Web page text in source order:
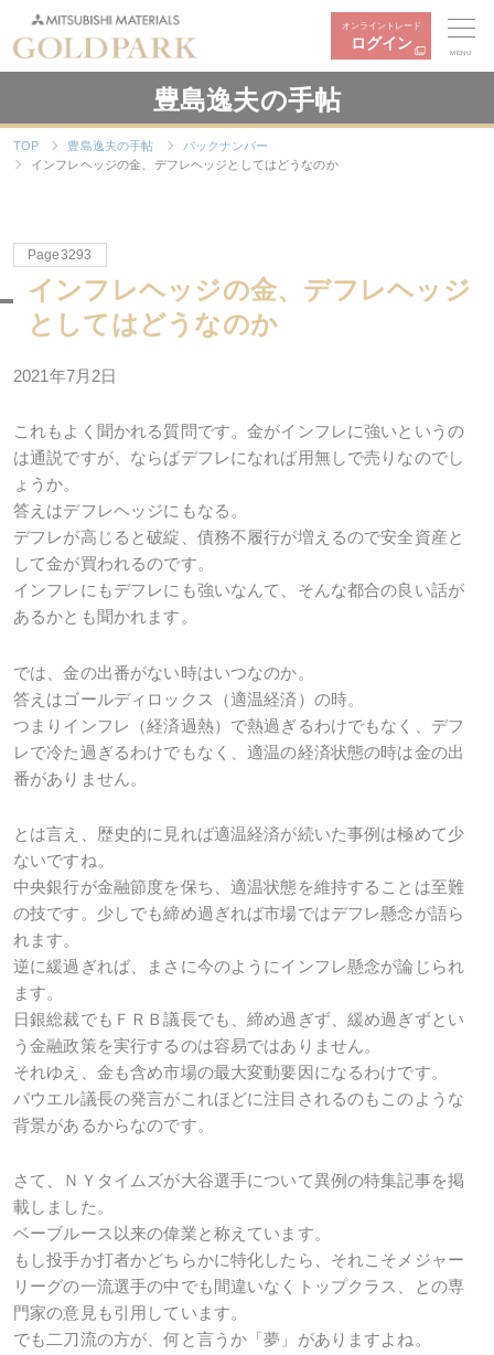
オンライントレード
ログイン
MENU
豊島逸夫の手帖
TOP 豊島逸夫の手帖
バックナンバー
インフレヘッジの金、デフレヘッジとしてはどうなのか
Page3293
インフレヘッジの金、デフレヘッジ
としてはどうなのか
2021年7月2日
これもよく聞かれる質問です。金がインフレに強いというの
は通説ですが、ならばデフレになれば用無しで売りなのでし
ょうか。
答えはデフレヘッジにもなる。
デフレが高じると破綻、債務不履行が増えるので安全資産と
して金が買われるのです。
インフレにもデフレにも強いなんて、そんな都合の良い話が
あるかとも聞かれます。
では、金の出番がない時はいつなのか。
答えはゴールディロックス（適温経済）の時。
つまりインフレ（経済過熱）で熱過ぎるわけでもなく、デフ
レで冷た過ぎるわけでもなく、適温の経済状態の時は金の出
番がありません。
とは言え、歴史的に見れば適温経済が続いた事例は極めて少
ないですね。
中央銀行が金融節度を保ち、適温状態を維持することは至難
の技です。少しでも締め過ぎれば市場ではデフレ懸念が語ら
れます。
逆に緩過ぎれば、まさに今のようにインフレ懸念が論じられ
ます。
日銀総裁でもＦＲＢ議長でも、締め過ぎず、緩め過ぎずとい
う金融政策を実行するのは容易ではありません。
それゆえ、金も含め市場の最大変動要因になるわけです。
パウエル議長の発言がこれほどに注目されるのもこのような
背景があるからなのです。
さて、ＮＹタイムズが大谷選手について異例の特集記事を掲
載しました。
ベーブルース以来の偉業と称えています。
もし投手か打者かどちらかに特化したら、それこそメジャー
リーグの一流選手の中でも間違いなくトップクラス、との専
門家の意見も引用しています。
でも二刀流の方が、何と言うか「夢」がありますよね。